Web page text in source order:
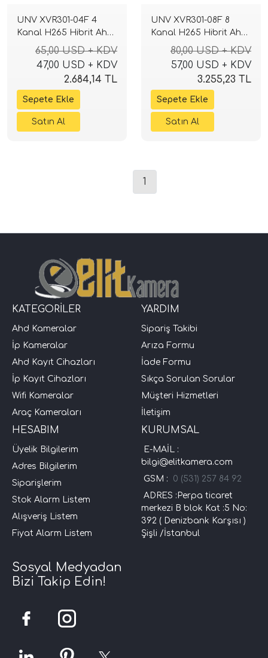
UNV XVR301-04F 4
Kanal H265 Hibrit Ahd
Tvı Cvı Sesli Dvr Kayıt
65,00 USD + KDV
47,00 USD + KDV
2.684,14 TL
UNV XVR301-08F 8
Kanal H265 Hibrit Ahd
Tvı Cvı Sesli Dvr Kayıt
80,00 USD + KDV
57,00 USD + KDV
3.255,23 TL
1
KATEGORİLER
Ahd Kameralar
İp Kameralar
Ahd Kayıt Cihazları
İp Kayıt Cihazları
Wifi Kameralar
Araç Kameraları
YARDIM
Sipariş Takibi
Arıza Formu
İade Formu
Sıkça Sorulan Sorular
Müşteri Hizmetleri
İletişim
HESABIM
Üyelik Bilgilerim
Adres Bilgilerim
Siparişlerim
Stok Alarm Listem
Alışveriş Listem
Fiyat Alarm Listem
KURUMSAL
E-MAİL :
bilgi@elitkamera.com
GSM : 0 (531) 257 84 92
ADRES :Perpa ticaret
merkezi B blok Kat :5 No:
392 ( Denizbank Karşısı )
Şişli /İstanbul
Sosyal Medyadan
Bizi Takip Edin!